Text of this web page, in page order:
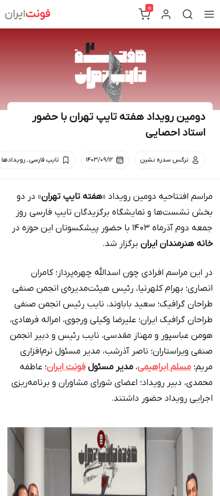
to
content
0
دومین رویداد هفته‌ تایپ تهران با حضور
استاد احصایی
نرگس سدره نشین ۱۴۰۳/۰۹/۱۲ تایپ فارسی. رویداد‌ها
مراسم افتتاحیه دومین رویداد «هفته‌ تایپ تهران» در دو
بخش نشست‌ها و نمایشگاه برگزیدگان تایپ فارسی روز
جمعه دوم آذرماه ۱۴۰3 با حضور پیشکسوتان این حوزه در
خانه هنرمندان ایران برگزار شد.
در این مراسم افرادی چون اسدالله چهره‌پرداز؛ کامران
انصاری؛ بهرام کلهرنیا، رئیس هیئت‌مدیره‌ی انجمن صنفی
طراحان گرافیک؛ سعید باباوند، نایب رئیس انجمن صنفی
طراحان گرافیک ایران؛ علیرضا وکیلی ورجوی، امراله فرهادی،
هومن عباسپور و مهناز مقدسی، نایب رئیس و دبیر انجمن
صنفی ویراستاران؛ ناصر آذرشب، مدیر مسئول نرم‌افزاری
مریم؛ مسلم ابراهیمی، مدیر مسئول فونت ایران؛ عاطفه
محمدی، دبیر رویداد؛ اعضای شورای مشاوران و برنامه‌ریزی
اجرایی رویداد حضور داشتند.